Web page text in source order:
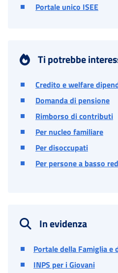
Portale unico ISEE
Ti potrebbe
Credito e welfare
Domanda di pensione
Rimborso di contributi
Per nucleo familiare
Per disoccupati
Per persone a basso
In evidenza
Portale della Famiglia e
INPS per i Giovani